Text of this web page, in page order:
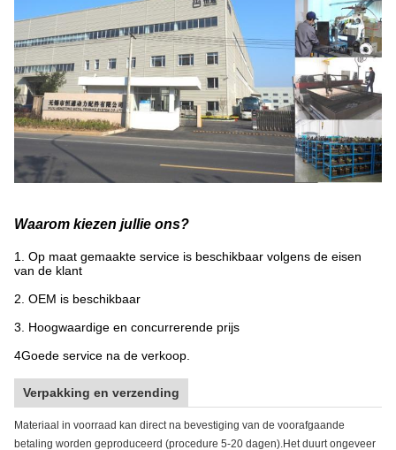
Waarom kiezen jullie ons?
1. Op maat gemaakte service is beschikbaar volgens de eisen
van de klant
2. OEM is beschikbaar
3. Hoogwaardige en concurrerende prijs
4Goede service na de verkoop.
Verpakking en verzending
Materiaal in voorraad kan direct na bevestiging van de voorafgaande
betaling worden geproduceerd (procedure 5-20 dagen).Het duurt ongeveer